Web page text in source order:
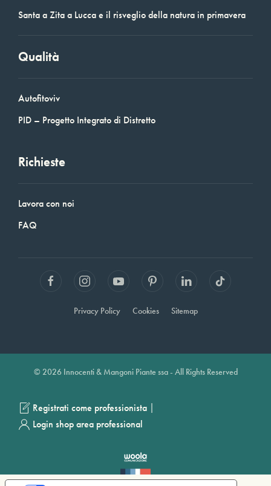
Santa a Zita a Lucca e il risveglio della natura in primavera
Qualità
Autofitoviv
PID – Progetto Integrato di Distretto
Richieste
Lavora con noi
FAQ
Privacy Policy Cookies Sitemap
© 2026 Innocenti & Mangoni Piante ssa - All Rights Reserved
Registrati come professionista |
Login shop area professional